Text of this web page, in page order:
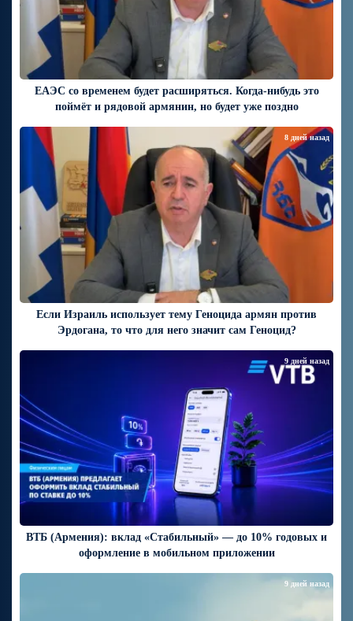
ЕАЭС со временем будет расширяться. Когда-нибудь это
поймёт и рядовой армянин, но будет уже поздно
Если Израиль использует тему Геноцида армян против
Эрдогана, то что для него значит сам Геноцид?
8 дней назад
ВТБ (Армения): вклад «Стабильный» — до 10% годовых и
оформление в мобильном приложении
9 дней назад
9 дней назад